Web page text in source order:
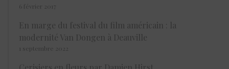
6 février 2017
En marge du festival du film américain : la
modernité Van Dongen à Deauville
1 septembre 2022